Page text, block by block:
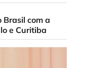
Brasil com a
e Curitiba